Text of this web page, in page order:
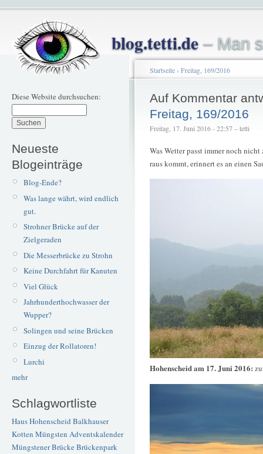
blog.tetti.de– Man
Diese Website durchsuchen:
Neueste
Blogeinträge
Blog-Ende?
Was lange währt, wird endlich
gut.
Strohner Brücke auf der
Zielgeraden
Die Messerbrücke zu Strohn
Keine Durchfahrt für Kanuten
Viel Glück
Jahrhunderthochwasser der
Wupper?
Solingen und seine Brücken
Einzug der Rollatoren!
Lurchi
mehr
Schlagwortliste
Haus Hohenscheid Balkhauser
Kotten Müngsten Adventskalender
Müngstener BrückeBrückenpark
Startseite› Freitag, 169/2016
Auf Kommentar
Freitag, 169/2016
Freitag, 17. Juni 2016 - 22:57 – tetti
Was Wetter passt immer noch
raus kommt, erinnert es an einen
Hohenscheid am 17. Juni 2016: